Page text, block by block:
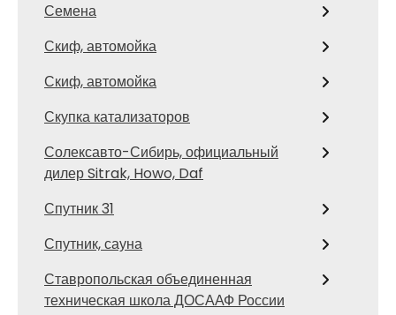
Семена
Скиф, автомойка
Скиф, автомойка
Скупка катализаторов
Солексавто-Сибирь, официальный
дилер Sitrak, Howo, Daf
Спутник 31
Спутник, сауна
Ставропольская объединенная
техническая школа ДОСААФ России